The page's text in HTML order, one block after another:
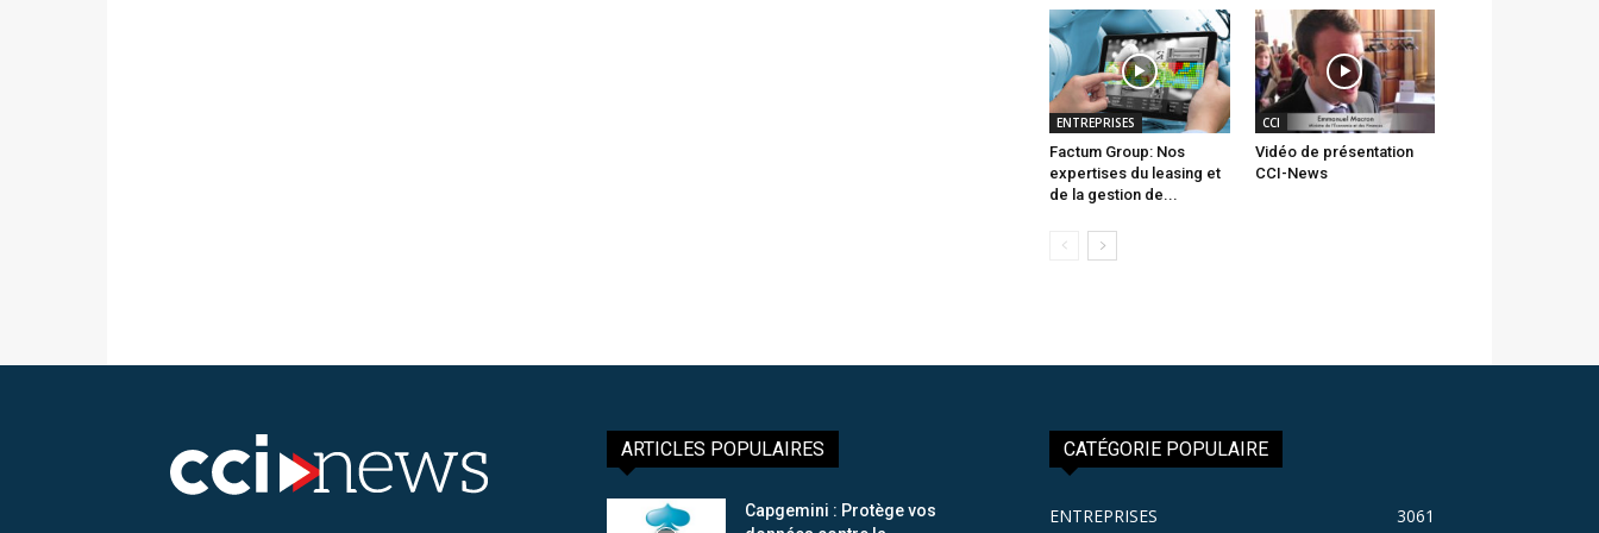
ENTREPRISES
Factum Group: Nos
expertises du leasing et
de la gestion de...
CCI
Vidéo de présentation
CCI-News
ARTICLES POPULAIRES
Capgemini : Protège vos
CATÉGORIE POPULAIRE
ENTREPRISES 3061